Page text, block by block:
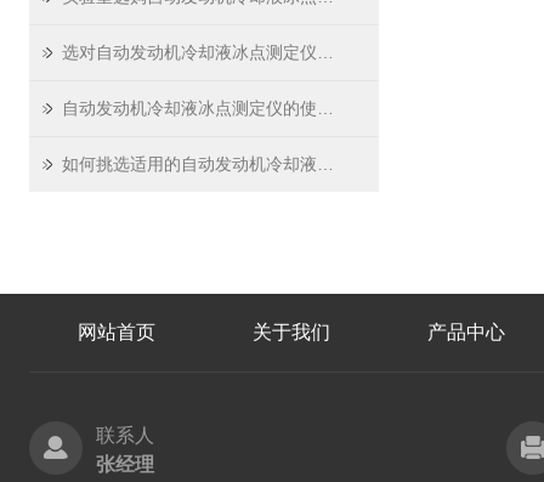
网站首页 关于我们 产品中心
联系人
张经理